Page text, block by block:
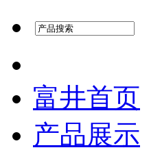
富井首页
产品展示